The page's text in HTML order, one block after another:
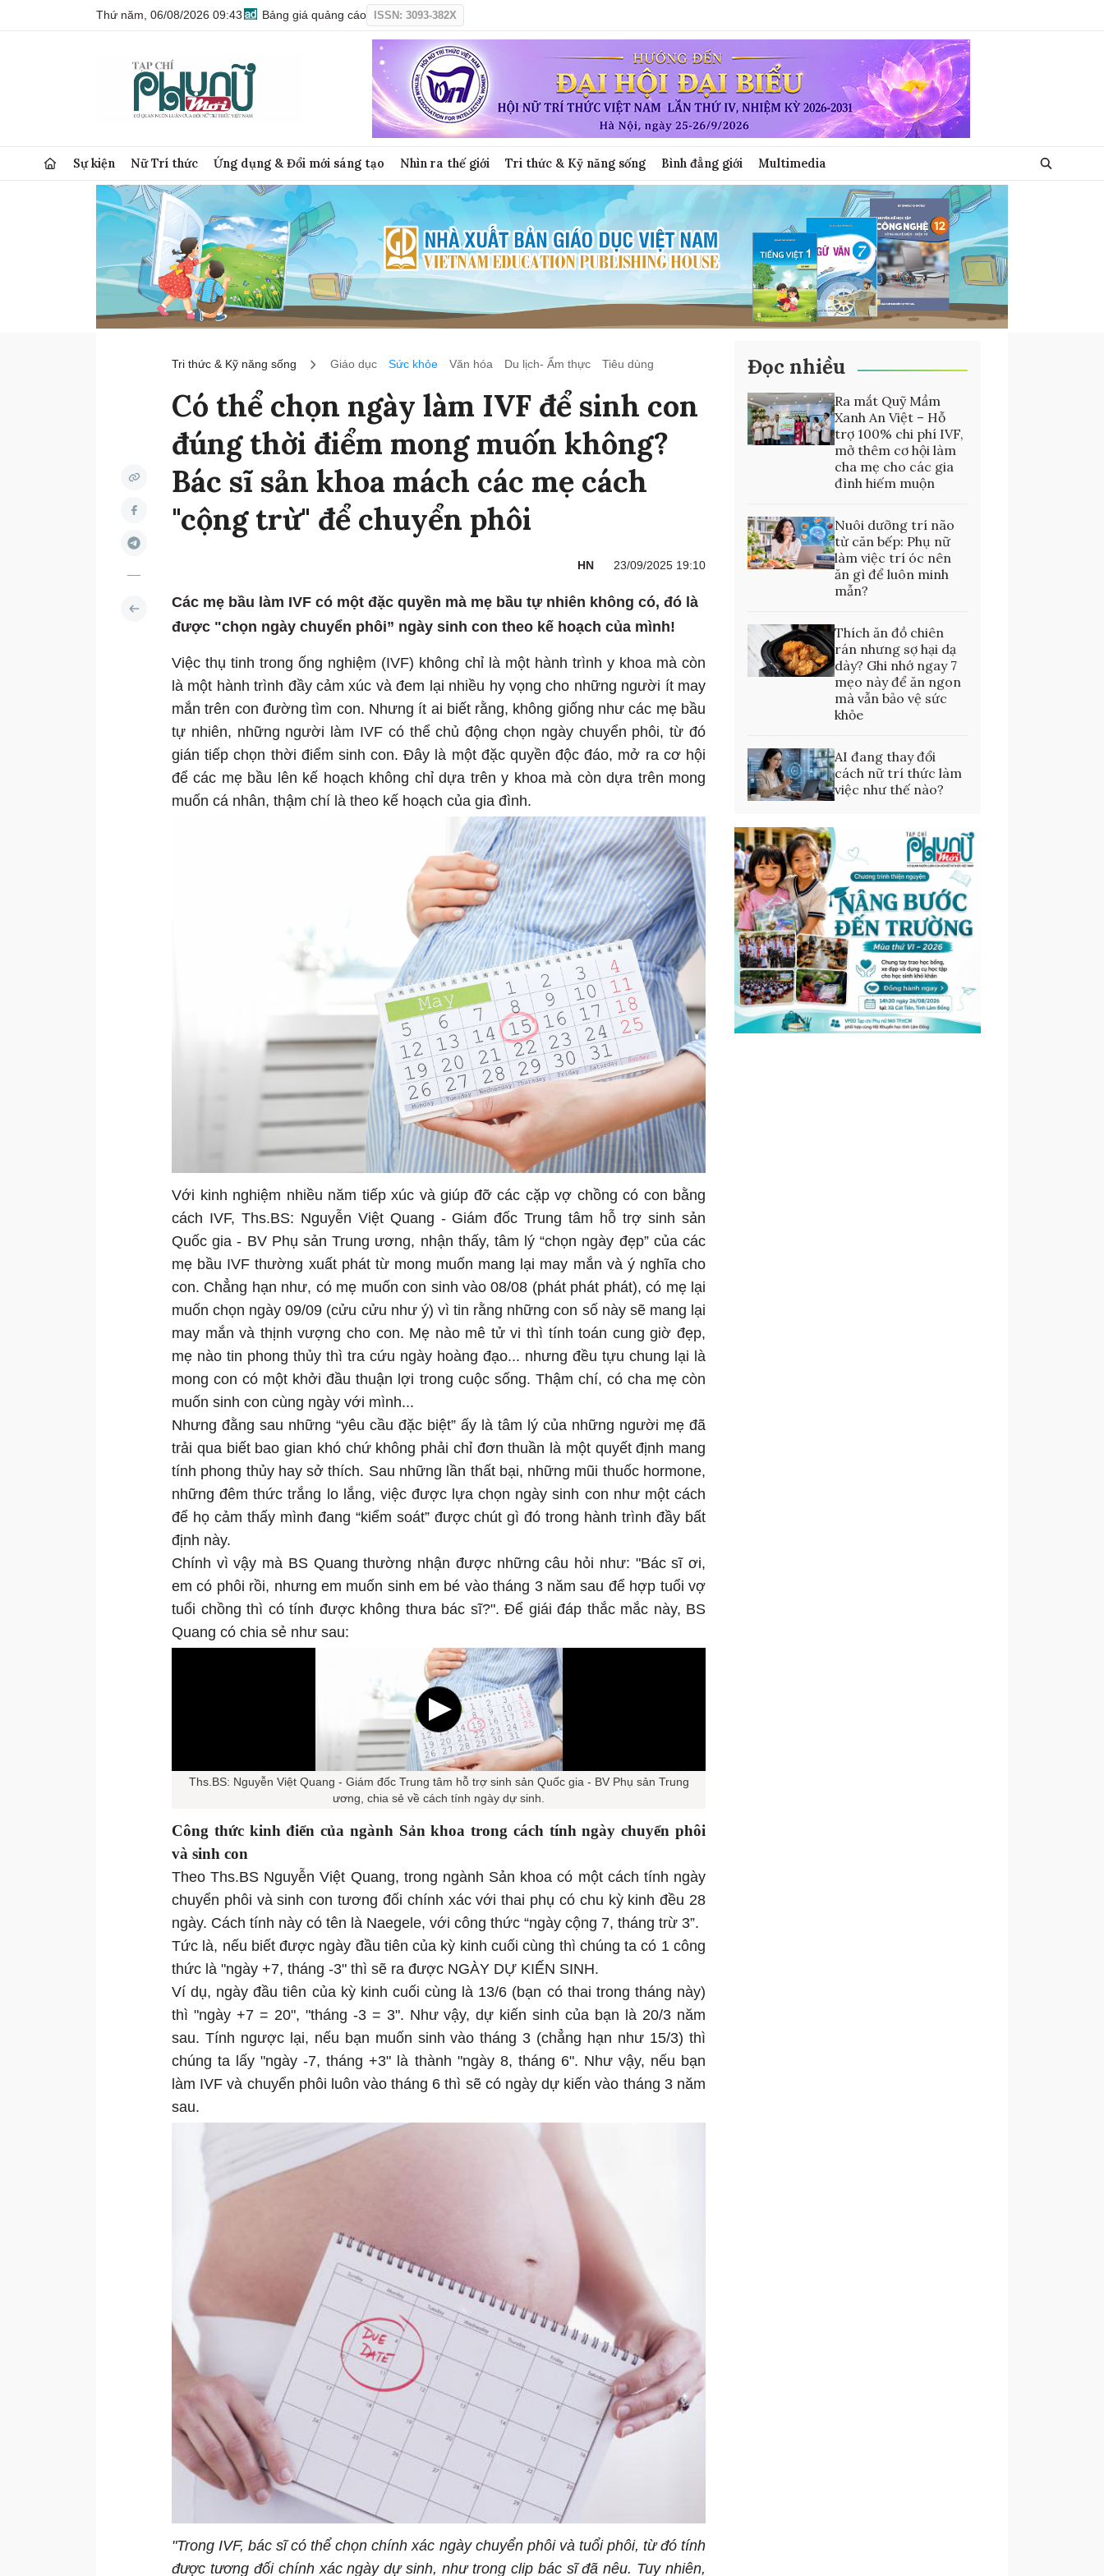
Thứ năm, 06/08/2026 09:43 Bảng giá quảng cáo ISSN: 3093-382X
Sự kiện Nữ Trí thức Ứng dụng & Đổi mới sáng tạo Nhìn ra thế giới Tri thức & Kỹ năng sống Bình đẳng giới Multimedia
Tri thức & Kỹ năng sống Giáo dục Sức khỏe Văn hóa Du lịch- Ẩm thực Tiêu dùng
Có thể chọn ngày làm IVF để sinh con
đúng thời điểm mong muốn không?
Bác sĩ sản khoa mách các mẹ cách
"cộng trừ" để chuyển phôi
HN 23/09/2025 19:10
Các mẹ bầu làm IVF có một đặc quyền mà mẹ bầu tự nhiên không có, đó là
được "chọn ngày chuyển phôi” ngày sinh con theo kế hoạch của mình!
Việc thụ tinh trong ống nghiệm (IVF) không chỉ là một hành trình y khoa mà còn
là một hành trình đầy cảm xúc và đem lại nhiều hy vọng cho những người ít may
mắn trên con đường tìm con. Nhưng ít ai biết rằng, không giống như các mẹ bầu
tự nhiên, những người làm IVF có thể chủ động chọn ngày chuyển phôi, từ đó
gián tiếp chọn thời điểm sinh con. Đây là một đặc quyền độc đáo, mở ra cơ hội
để các mẹ bầu lên kế hoạch không chỉ dựa trên y khoa mà còn dựa trên mong
muốn cá nhân, thậm chí là theo kế hoạch của gia đình.
Với kinh nghiệm nhiều năm tiếp xúc và giúp đỡ các cặp vợ chồng có con bằng
cách IVF, Ths.BS: Nguyễn Việt Quang - Giám đốc Trung tâm hỗ trợ sinh sản
Quốc gia - BV Phụ sản Trung ương, nhận thấy, tâm lý “chọn ngày đẹp” của các
mẹ bầu IVF thường xuất phát từ mong muốn mang lại may mắn và ý nghĩa cho
con. Chẳng hạn như, có mẹ muốn con sinh vào 08/08 (phát phát phát), có mẹ lại
muốn chọn ngày 09/09 (cửu cửu như ý) vì tin rằng những con số này sẽ mang lại
may mắn và thịnh vượng cho con. Mẹ nào mê tử vi thì tính toán cung giờ đẹp,
mẹ nào tin phong thủy thì tra cứu ngày hoàng đạo... nhưng đều tựu chung lại là
mong con có một khởi đầu thuận lợi trong cuộc sống. Thậm chí, có cha mẹ còn
muốn sinh con cùng ngày với mình...
Nhưng đằng sau những “yêu cầu đặc biệt” ấy là tâm lý của những người mẹ đã
trải qua biết bao gian khó chứ không phải chỉ đơn thuần là một quyết định mang
tính phong thủy hay sở thích. Sau những lần thất bại, những mũi thuốc hormone,
những đêm thức trắng lo lắng, việc được lựa chọn ngày sinh con như một cách
để họ cảm thấy mình đang “kiểm soát” được chút gì đó trong hành trình đầy bất
định này.
Chính vì vậy mà BS Quang thường nhận được những câu hỏi như: "Bác sĩ ơi,
em có phôi rồi, nhưng em muốn sinh em bé vào tháng 3 năm sau để hợp tuổi vợ
tuổi chồng thì có tính được không thưa bác sĩ?". Để giái đáp thắc mắc này, BS
Quang có chia sẻ như sau:
Ths.BS: Nguyễn Việt Quang - Giám đốc Trung tâm hỗ trợ sinh sản Quốc gia - BV Phụ sản Trung
ương, chia sẻ về cách tính ngày dự sinh.
Công thức kinh điển của ngành Sản khoa trong cách tính ngày chuyển phôi
và sinh con
Theo Ths.BS Nguyễn Việt Quang, trong ngành Sản khoa có một cách tính ngày
chuyển phôi và sinh con tương đối chính xác với thai phụ có chu kỳ kinh đều 28
ngày. Cách tính này có tên là Naegele, với công thức “ngày cộng 7, tháng trừ 3”.
Tức là, nếu biết được ngày đầu tiên của kỳ kinh cuối cùng thì chúng ta có 1 công
thức là "ngày +7, tháng -3" thì sẽ ra được NGÀY DỰ KIẾN SINH.
Ví dụ, ngày đầu tiên của kỳ kinh cuối cùng là 13/6 (bạn có thai trong tháng này)
thì "ngày +7 = 20", "tháng -3 = 3". Như vậy, dự kiến sinh của bạn là 20/3 năm
sau. Tính ngược lại, nếu bạn muốn sinh vào tháng 3 (chẳng hạn như 15/3) thì
chúng ta lấy "ngày -7, tháng +3" là thành "ngày 8, tháng 6". Như vậy, nếu bạn
làm IVF và chuyển phôi luôn vào tháng 6 thì sẽ có ngày dự kiến vào tháng 3 năm
sau.
"Trong IVF, bác sĩ có thể chọn chính xác ngày chuyển phôi và tuổi phôi, từ đó tính
được tương đối chính xác ngày dự sinh, như trong clip bác sĩ đã nêu. Tuy nhiên,
Đọc nhiều
Ra mắt Quỹ Mầm
Xanh An Việt – Hỗ
trợ 100% chi phí IVF,
mở thêm cơ hội làm
cha mẹ cho các gia
đình hiếm muộn
Nuôi dưỡng trí não
từ căn bếp: Phụ nữ
làm việc trí óc nên
ăn gì để luôn minh
mẫn?
Thích ăn đồ chiên
rán nhưng sợ hại dạ
dày? Ghi nhớ ngay 7
mẹo này để ăn ngon
mà vẫn bảo vệ sức
khỏe
AI đang thay đổi
cách nữ trí thức làm
việc như thế nào?